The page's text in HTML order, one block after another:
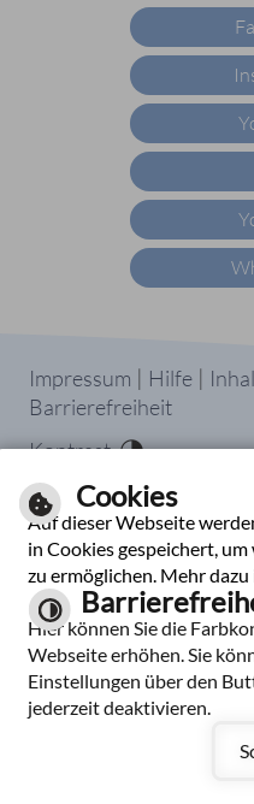
Impressum | Hilfe|
Barrierefreiheit
Kontrast
Cookies
Auf dieser Webseite
in Cookies gespeichert,
zu ermöglichen. Mehr
Hier können Sie die
Webseite erhöhen. Sie
Einstellungen über den
jederzeit deaktivieren.